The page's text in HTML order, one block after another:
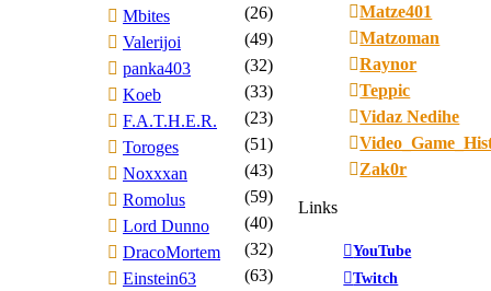
Mbites
(26)
Valerijoi
(49)
panka403
(32)
Koeb
(33)
F.A.T.H.E.R.
(23)
Toroges
(51)
Noxxxan
(43)
Romolus
(59)
Lord Dunno
(40)
DracoMortem
(32)
Einstein63
(63)
Matze401
Matzoman
Raynor
Teppic
Vidaz Nedihe
Zak0r
Links
YouTube
Twitch